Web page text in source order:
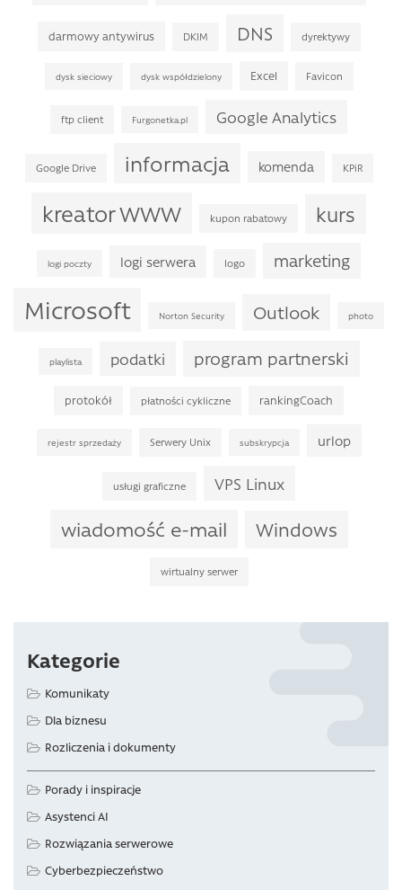
darmowy antywirus DKIM DNS dyrektywy
dysk sieciowy dysk współdzielony Excel Favicon
ftp client Furgonetka.pl Google Analytics
Google Drive informacja komenda KPiR
kreator WWW kupon rabatowy kurs
logi poczty logi serwera logo marketing
Microsoft Norton Security Outlook photo
playlista podatki program partnerski
protokół płatności cykliczne rankingCoach
rejestr sprzedaży Serwery Unix subskrypcja urlop
usługi graficzne VPS Linux
wiadomość e-mail Windows
wirtualny serwer
Kategorie
Komunikaty
Dla biznesu
Rozliczenia i dokumenty
Porady i inspiracje
Asystenci AI
Rozwiązania serwerowe
Cyberbezpieczeństwo